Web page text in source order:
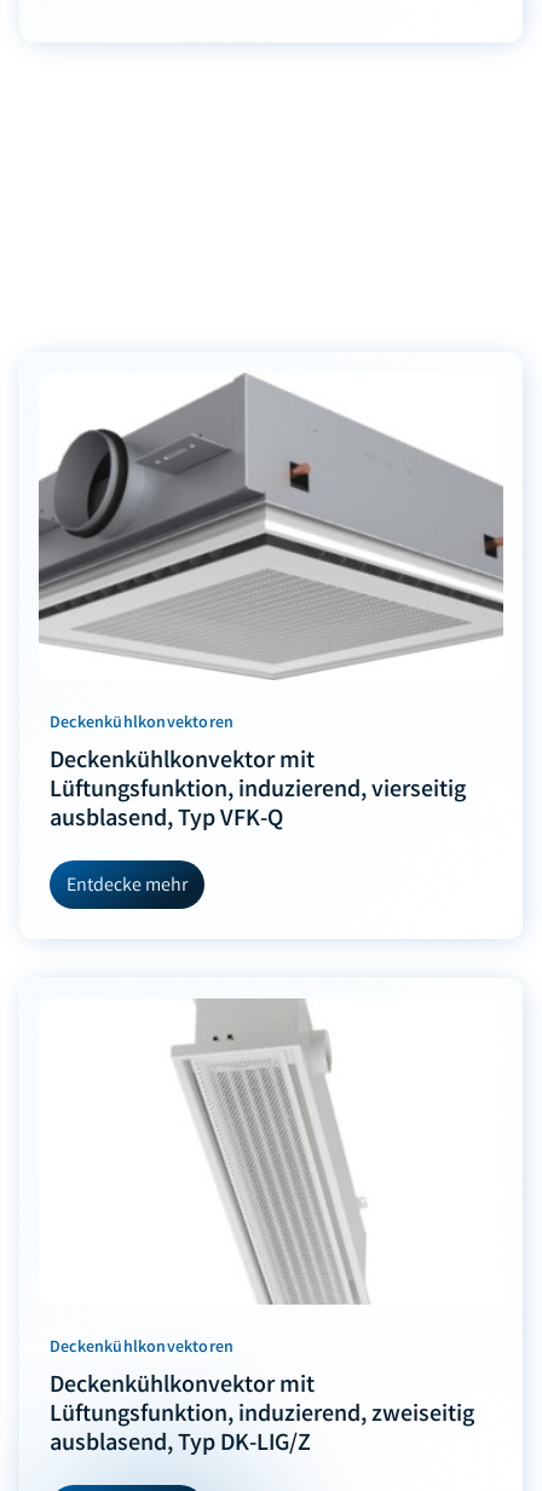
Deckenkühlkonvektoren
Deckenkühlkonvektor mit
Lüftungsfunktion, induzierend, vierseitig
ausblasend, Typ VFK-Q
Entdecke mehr
Deckenkühlkonvektoren
Deckenkühlkonvektor mit
Lüftungsfunktion, induzierend, zweiseitig
ausblasend, Typ DK-LIG/Z